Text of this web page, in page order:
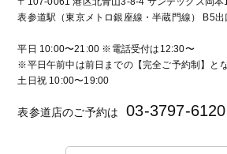
表参道駅（東京メトロ銀座線・半蔵門線） B5
平日 10:00〜21:00 ※電話受付は12:30〜
※平日午前中は前日までの【完全ご予約制】とな
土日祝 10:00〜19:00
表参道店のご予約は 03-3797-6120